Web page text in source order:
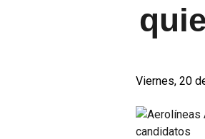
Viernes, 20